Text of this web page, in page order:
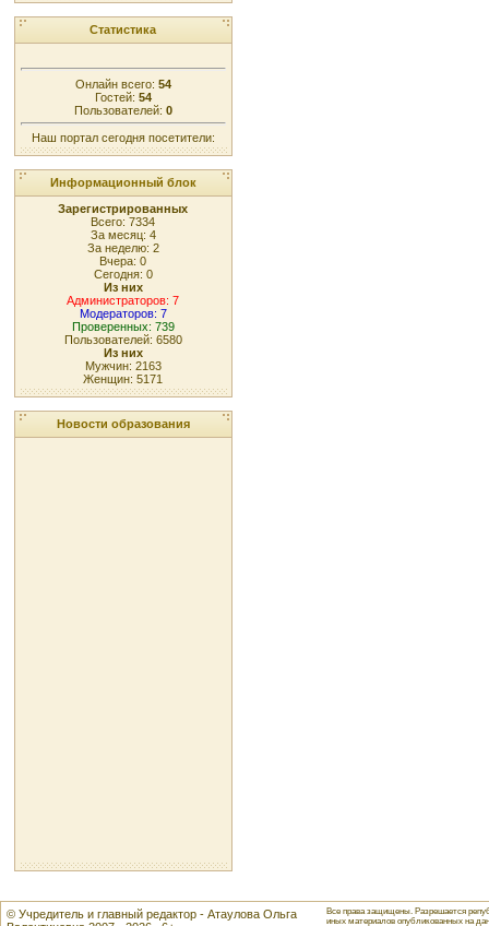
Статистика
Онлайн всего: 54
Гостей: 54
Пользователей: 0
Наш портал сегодня посетители:
Информационный блок
Зарегистрированных
Всего: 7334
За месяц: 4
За неделю: 2
Вчера: 0
Сегодня: 0
Из них
Администраторов: 7
Модераторов: 7
Проверенных: 739
Пользователей: 6580
Из них
Мужчин: 2163
Женщин: 5171
Новости образования
© Учредитель и главный редактор - Атаулова Ольга
Все права защищены. Разрешается
иных материалов опубликованных на